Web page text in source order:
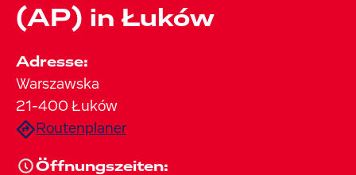
(AP) in Łuków
Adresse:
Warszawska
21-400 Łuków
Routenplaner
Öffnungszeiten: